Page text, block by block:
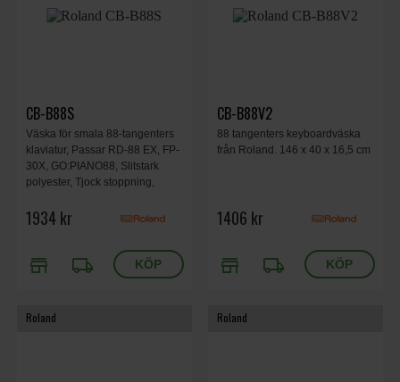
CB-B88S
Väska för smala 88-tangenters
klaviatur, Passar RD-88 EX, FP-
30X, GO:PIANO88, Slitstark
polyester, Tjock stoppning,
Avtagbar axelrem, Två
1934 kr
store local_shipping
CB-B88V2
88 tangenters keyboardväska
från Roland. 146 x 40 x 16,5 cm
1406 kr
store local_shipping
Roland Roland